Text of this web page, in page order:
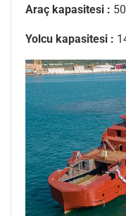
Araç kapasitesi :
Yolcu kapasitesi :